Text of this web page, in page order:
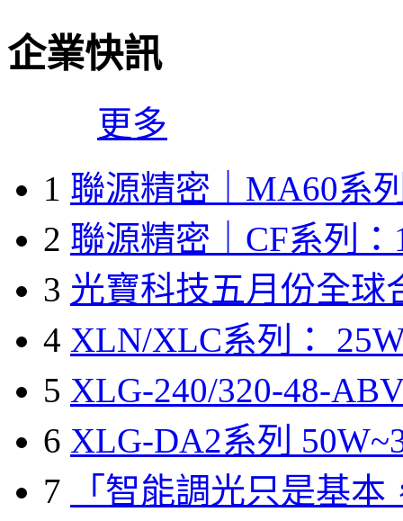
企業快訊
更多
1 聯源精密｜MA60系
2 聯源精密｜CF系列：
3 光寶科技五月份全球
4 XLN/XLC系列：
5 XLG-240/320-48-
6 XLG-DA2系列
7
「智能調光只是基本